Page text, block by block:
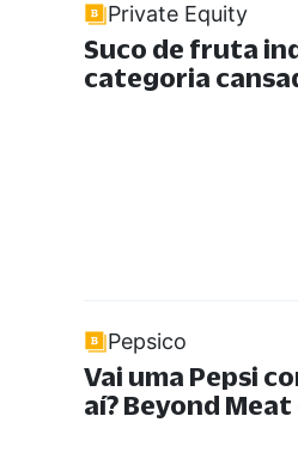
Private Equity
Suco de fruta
categoria
Pepsico
Vai uma Pepsi
aí? Beyond Meat